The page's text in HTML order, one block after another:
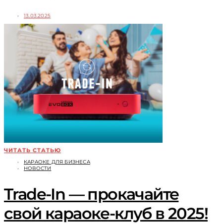
13.03.2025
ЧИТАТЬ СТАТЬЮ
КАРАОКЕ ДЛЯ БИЗНЕСА
НОВОСТИ
Trade-In — прокачайте
свой караоке-клуб в 2025!